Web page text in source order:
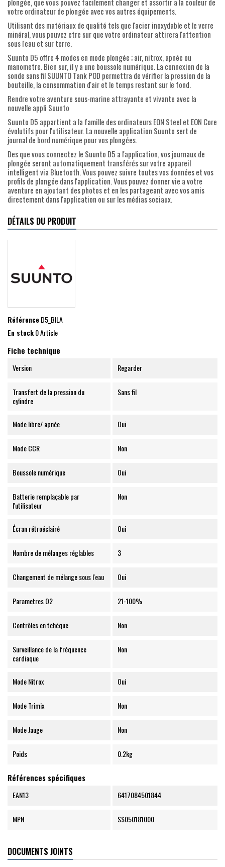
votre ordinateur de plongée avec vos autres équipements.
Utilisant des matériaux de qualité tels que l'acier inoxydable et le verre
minéral, vous pouvez etre sur que votre ordinateur attirera l'attention
sous l'eau et sur terre.
Suunto D5 offre 4 modes en mode plongée ; air, nitrox, apnée ou
manometre. Bien sur, il y a une boussole numérique. La connexion de la
sonde sans fil SUUNTO Tank POD permettra de vérifier la pression de la
bouteille, la consommation d'air et le temps restant sur le fond.
Rendre votre aventure sous-marine attrayante et vivante avec la
nouvelle appli Suunto
Suunto D5 appartient a la famille des ordinateurs EON Steel et EON Core
évolutifs pour l'utilisateur. La nouvelle application Suunto sert de
journal de bord numérique pour vos plongées.
Des que vous connectez le Suunto D5 a l'application, vos journaux de
plongée seront automatiquement transférés sur votre appareil
intelligent via Bluetooth. Vous pouvez suivre toutes vos données et vos
profils de plongée dans l'application. Vous pouvez donner vie a votre
aventure en ajoutant des photos et en les partageant avec vos amis
directement dans l'application ou sur les médias sociaux.
DÉTAILS DU PRODUIT
RéférenceD5_BILA
En stock0 Article
Fiche technique
Version Regarder
Transfert de la pression du
cylindre
Sans fil
Mode libre/ apnée Oui
Mode CCR Non
Boussole numérique Oui
Batterie remplaçable par
l'utilisateur
Non
Écran rétroéclairé Oui
Nombre de mélanges réglables 3
Changement de mélange sous l'eau Oui
Parametres O2 21-100%
Contrôles en tchèque Non
Surveillance de la fréquence
cardiaque
Non
Mode Nitrox Oui
Mode Trimix Non
Mode Jauge Non
Poids 0.2kg
Références spécifiques
EAN13 6417084501844
MPN SS050181000
DOCUMENTS JOINTS